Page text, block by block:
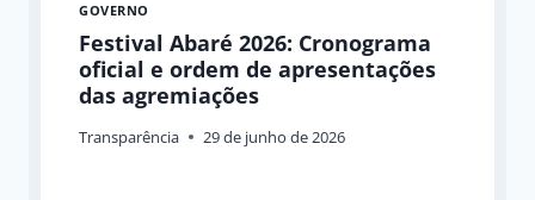
GOVERNO
Festival Abaré 2026: Cronograma
oficial e ordem de apresentações
das agremiações
Transparência 29 de junho de 2026